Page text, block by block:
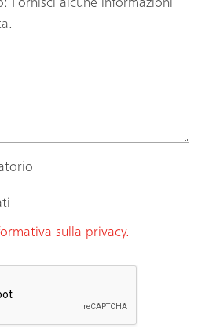
sulla privacy.